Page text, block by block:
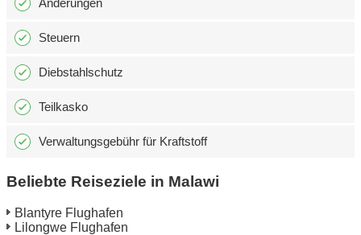
Änderungen
Steuern
Diebstahlschutz
Teilkasko
Verwaltungsgebühr für Kraftstoff
Beliebte Reiseziele in Malawi
Blantyre Flughafen
Lilongwe Flughafen